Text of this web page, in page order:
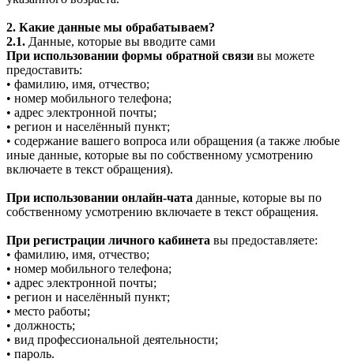
2. Какие данные мы обрабатываем?
2.1. Данные, которые вы вводите сами
При использовании формы обратной связи вы можете
предоставить:
• фамилию, имя, отчество;
• номер мобильного телефона;
• адрес электронной почты;
• регион и населённый пункт;
• содержание вашего вопроса или обращения (а также любые
иные данные, которые вы по собственному усмотрению
включаете в текст обращения).
При использовании онлайн-чата данные, которые вы по
собственному усмотрению включаете в текст обращения.
При регистрации личного кабинета вы предоставляете:
• фамилию, имя, отчество;
• номер мобильного телефона;
• адрес электронной почты;
• регион и населённый пункт;
• место работы;
• должность;
• вид профессиональной деятельности;
• пароль.